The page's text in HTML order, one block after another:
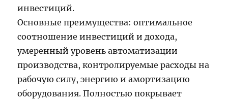
инвестиций.
Основные преимущества: оптимальное
соотношение инвестиций и дохода,
умеренный уровень автоматизации
производства, контролируемые расходы на
рабочую силу, энергию и амортизацию
оборудования. Полностью покрывает